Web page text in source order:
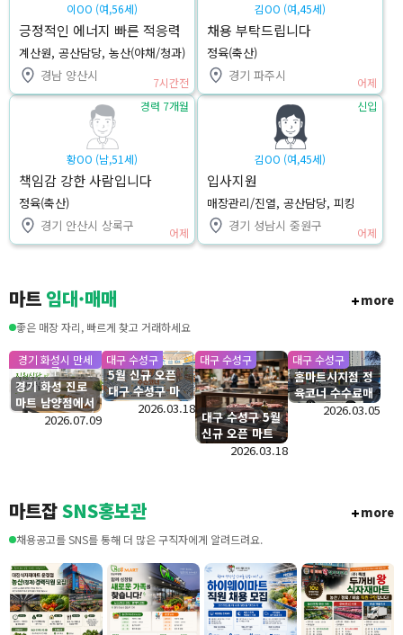
이OO (여,56세)
긍정적인 에너지 빠른 적응력
(오픈마트 경험보유)
계산원, 공산담당, 농산(야채/청과)
경남 양산시
7시간전
김OO (여,45세)
채용 부탁드립니다
정육(축산)
경기 파주시
어제
황OO (남,51세)
책임감 강한 사람입니다
정육(축산)
경기 안산시 상록구
경력 7개월
어제
김OO (여,45세)
입사지원
매장관리/진열, 공산담당, 피킹
경기 성남시 중원구
신입
어제
마트 임대·매매 more
좋은 매장 자리, 빠르게 찾고 거래하세요
경기 화성 진로
마트 남양점에서
직원식당 운영하
경기 화성시 만세
구
2026.07.09
5월 신규 오픈
대구 수성구 마
트 수산코너 수
대구 수성구
2026.03.18
대구 수성구 5월
신규 오픈 마트
정육코너 수수료
대구 수성구
2026.03.18
홈마트시지점 정
육코너 수수료매
장 입점모집
대구 수성구
2026.03.05
마트잡SNS홍보관 more
채용공고를 SNS를 통해 더 많은 구직자에게 알려드려요.